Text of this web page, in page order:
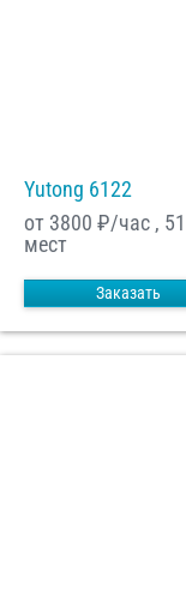
Yutong 6122
от 3800 ₽/час , 51
мест
Заказать